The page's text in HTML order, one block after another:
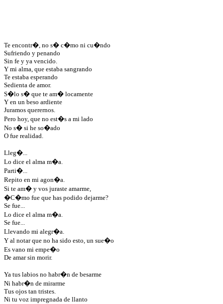
Te encontr�, no s� c�mo ni cu�ndo
Sufriendo y penando
Sin fe y ya vencido.
Y mi alma, que estaba sangrando
Te estaba esperando
Sedienta de amor.
S�lo s� que te am� locamente
Y en un beso ardiente
Juramos querernos.
Pero hoy, que no est�s a mi lado
No s� si he so�ado
O fue realidad.
Lleg�...
Lo dice el alma m�a.
Parti�...
Repito en mi agon�a.
Si te am� y vos juraste amarme,
�C�mo fue que has podido dejarme?
Se fue...
Lo dice el alma m�a.
Se fue...
Llevando mi alegr�a.
Y al notar que no ha sido esto, un sue�o
Es vano mi empe�o
De amar sin morir.
Ya tus labios no habr�n de besarme
Ni habr�n de mirarme
Tus ojos tan tristes.
Ni tu voz impregnada de llanto